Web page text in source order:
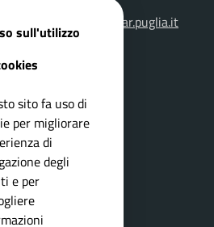
sull'utilizzo
sito fa uso di
per migliorare
di
degli
e per